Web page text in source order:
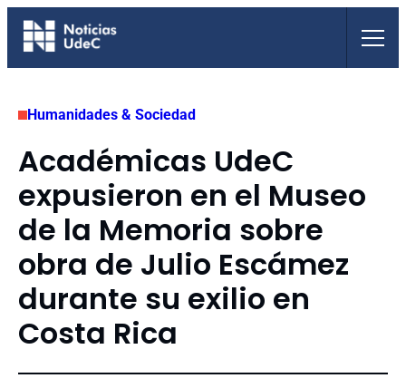
Saltar
Humanidades & Sociedad
Académicas UdeC
expusieron en el Museo
de la Memoria sobre
obra de Julio Escámez
durante su exilio en
Costa Rica